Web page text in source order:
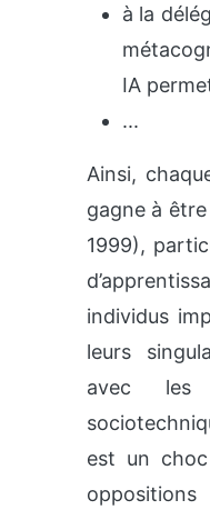
à la
IA
...
Ainsi,
gagne à
1999),
individus
leurs
avec les
est un